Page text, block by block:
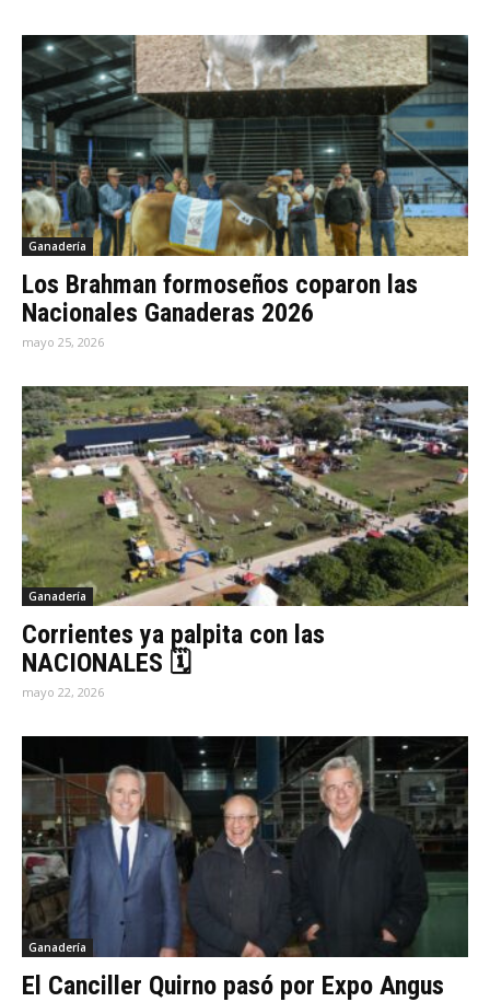
Ganadería
Los Brahman formoseños coparon las
Nacionales Ganaderas 2026
mayo 25, 2026
Ganadería
Corrientes ya palpita con las
NACIONALES 🗓
mayo 22, 2026
Ganadería
El Canciller Quirno pasó por Expo Angus